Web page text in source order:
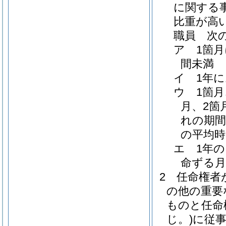
に関する
比重が高
職員 次
ア
1箇
間未満
イ
1年
ウ
1箇
月、2箇
れの期
の平均
エ
1年
命ずる
2
任命権者
の他の重
ものと任
じ。)に従